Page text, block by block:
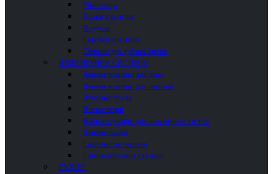
Мыльницы
Полки для душа
Поручни
Скребки для душа
Стаканы для зубных щеток
ИНЖЕНЕРНЫЕ СИСТЕМЫ
Донные клапаны для ванн
Донные клапаны для раковин
Душевые трапы
Инсталляции
Комплектующие для инженерных систем
Панели смыва
Сифоны для раковин
Сливы-переливы для ванн
КУХНЯ